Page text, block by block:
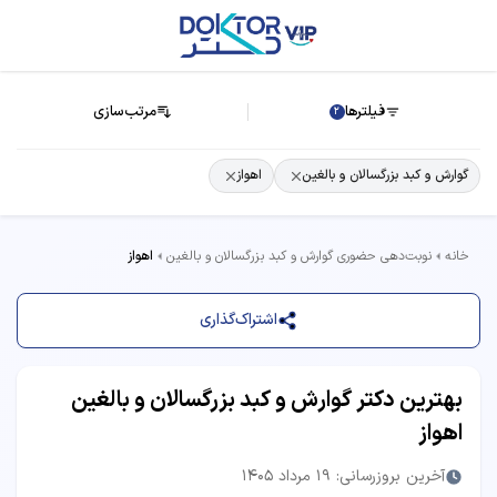
فیلترها 2 مرتب‌سازی
گوارش و کبد بزرگسالان و بالغین اهواز
خانه نوبت‌دهی حضوری گوارش و کبد بزرگسالان و بالغین اهواز
اشتراک‌گذاری
بهترین دکتر گوارش و کبد بزرگسالان و بالغین
اهواز
آخرین بروزرسانی: 19 مرداد 1405